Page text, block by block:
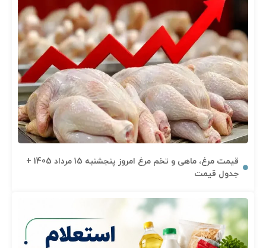
قیمت مرغ، ماهی و تخم مرغ امروز پنجشنبه 15 مرداد 1405 +
جدول قیمت